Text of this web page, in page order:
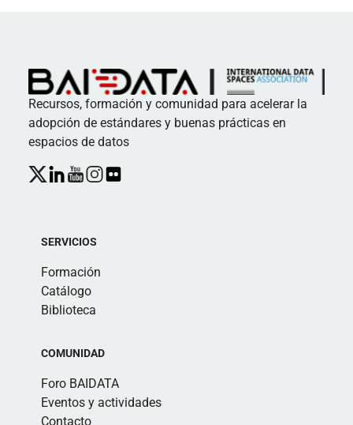
Recursos, formación y comunidad para acelerar la
adopción de estándares y buenas prácticas en
espacios de datos
SERVICIOS
Formación
Catálogo
Biblioteca
COMUNIDAD
Foro BAIDATA
Eventos y actividades
Contacto